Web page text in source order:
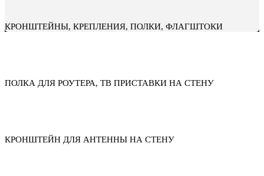
КРОНШТЕЙНЫ, КРЕПЛЕНИЯ, ПОЛКИ, ФЛАГШТОКИ
ПОЛКА ДЛЯ РОУТЕРА, ТВ ПРИСТАВКИ НА СТЕНУ
КРОНШТЕЙН ДЛЯ АНТЕННЫ НА СТЕНУ